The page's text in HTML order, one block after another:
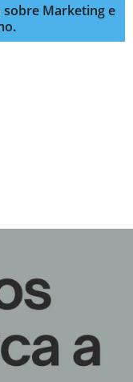
sobre Marketing e